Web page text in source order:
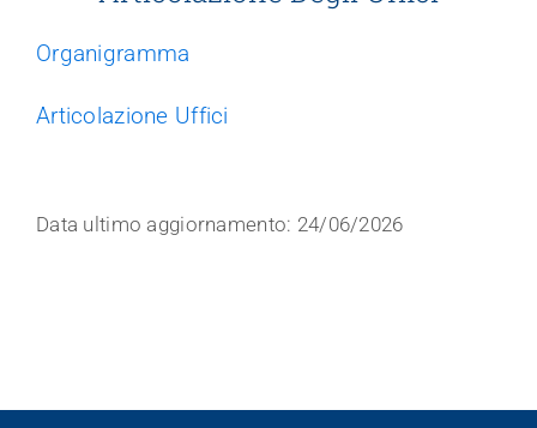
Organigramma
Articolazione Uffici
Data ultimo aggiornamento: 24/06/2026